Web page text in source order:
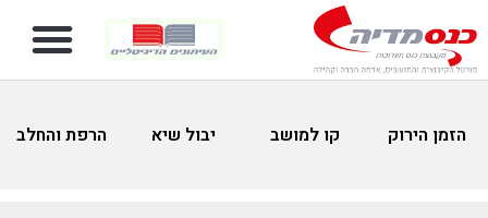
הזמן הירוק קו למושב יבול שיא הרפת והחלב